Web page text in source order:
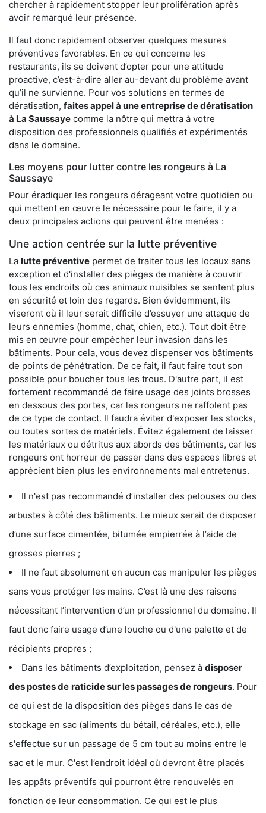
chercher à rapidement stopper leur prolifération après
avoir remarqué leur présence.
Il faut donc rapidement observer quelques mesures
préventives favorables. En ce qui concerne les
restaurants, ils se doivent d’opter pour une attitude
proactive, c’est-à-dire aller au-devant du problème avant
qu’il ne survienne. Pour vos solutions en termes de
dératisation, faites appel à une entreprise de dératisation
à La Saussaye comme la nôtre qui mettra à votre
disposition des professionnels qualifiés et expérimentés
dans le domaine.
Les moyens pour lutter contre les rongeurs à La
Saussaye
Pour éradiquer les rongeurs dérageant votre quotidien ou
qui mettent en œuvre le nécessaire pour le faire, il y a
deux principales actions qui peuvent être menées :
Une action centrée sur la lutte préventive
La lutte préventive permet de traiter tous les locaux sans
exception et d'installer des pièges de manière à couvrir
tous les endroits où ces animaux nuisibles se sentent plus
en sécurité et loin des regards. Bien évidemment, ils
viseront où il leur serait difficile d’essuyer une attaque de
leurs ennemies (homme, chat, chien, etc.). Tout doit être
mis en œuvre pour empêcher leur invasion dans les
bâtiments. Pour cela, vous devez dispenser vos bâtiments
de points de pénétration. De ce fait, il faut faire tout son
possible pour boucher tous les trous. D'autre part, il est
fortement recommandé de faire usage des joints brosses
en dessous des portes, car les rongeurs ne raffolent pas
de ce type de contact. Il faudra éviter d'exposer les stocks,
ou toutes sortes de matériels. Évitez également de laisser
les matériaux ou détritus aux abords des bâtiments, car les
rongeurs ont horreur de passer dans des espaces libres et
apprécient bien plus les environnements mal entretenus.
Il n'est pas recommandé d’installer des pelouses ou des
arbustes à côté des bâtiments. Le mieux serait de disposer
d’une surface cimentée, bitumée empierrée à l’aide de
grosses pierres ;
Il ne faut absolument en aucun cas manipuler les pièges
sans vous protéger les mains. C’est là une des raisons
nécessitant l’intervention d’un professionnel du domaine. Il
faut donc faire usage d’une louche ou d'une palette et de
récipients propres ;
Dans les bâtiments d’exploitation, pensez à disposer
des postes de raticide sur les passages de rongeurs. Pour
ce qui est de la disposition des pièges dans le cas de
stockage en sac (aliments du bétail, céréales, etc.), elle
s'effectue sur un passage de 5 cm tout au moins entre le
sac et le mur. C'est l’endroit idéal où devront être placés
les appâts préventifs qui pourront être renouvelés en
fonction de leur consommation. Ce qui est le plus